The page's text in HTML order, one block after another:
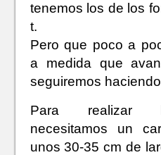
tenemos los de los
t.
Pero que poco a
a medida que
seguiremos
Para realizar
necesitamos un
unos 30-35 cm de